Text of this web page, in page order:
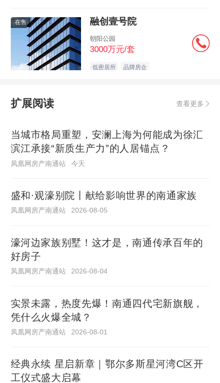
在售 融创壹号院
朝阳公园
3000万元/套
低密居所 品牌房企
扩展阅读 查看更多
当城市格局重塑，安澜上海为何能成为徐汇
滨江承接“新质生产力”的人居锚点？
凤凰网房产南通站 今天
盛和·观濠别院丨献给影响世界的南通家族
凤凰网房产南通站 2026-08-05
濠河边家族别墅！这才是，南通传承百年的
好房子
凤凰网房产南通站 2026-08-04
实景未露，热度先爆！南通四代宅新旗舰，
凭什么火爆全城？
凤凰网房产南通站 2026-08-01
经典永续 星启新章｜鄂尔多斯星河湾C区开
工仪式盛大启幕